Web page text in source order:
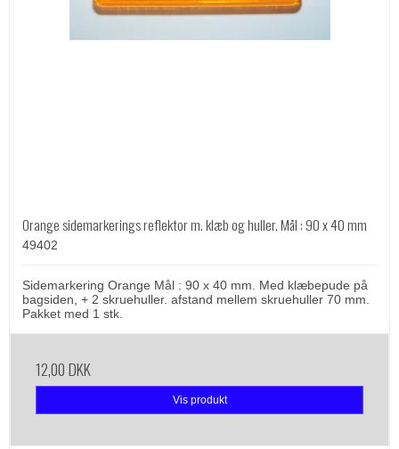
Orange sidemarkerings reflektor m. klæb og huller. Mål : 90 x 40 mm
49402
Sidemarkering Orange Mål : 90 x 40 mm. Med klæbepude på
bagsiden, + 2 skruehuller. afstand mellem skruehuller 70 mm.
Pakket med 1 stk.
12,00 DKK
Vis produkt